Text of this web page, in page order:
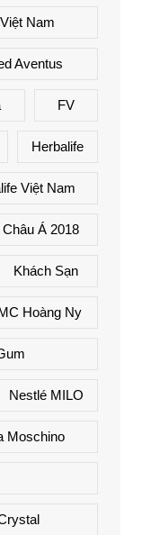
Nam
Aventus
FV
Herbalife
Việt Nam
Á 2018
Khách Sạn
Hoàng Ny
Nestlé MILO
Moschino